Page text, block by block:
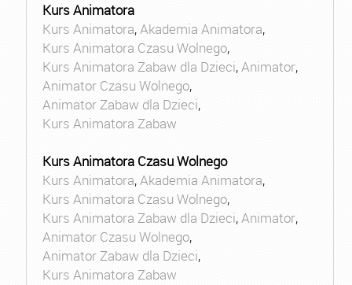
Kurs Animatora
Kurs Animatora,Akademia Animatora,
Kurs Animatora Czasu Wolnego,
Kurs Animatora Zabaw dla Dzieci,Animator,
Animator Czasu Wolnego,
Animator Zabaw dla Dzieci,
Kurs Animatora Zabaw
Kurs Animatora Czasu Wolnego
Kurs Animatora,Akademia Animatora,
Kurs Animatora Czasu Wolnego,
Kurs Animatora Zabaw dla Dzieci,Animator,
Animator Czasu Wolnego,
Animator Zabaw dla Dzieci,
Kurs Animatora Zabaw